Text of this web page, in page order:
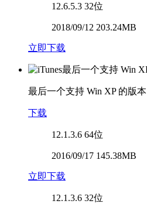
12.6.5.3 32位
2018/09/12 203.24MB
立即下载
最后一个支持 Win XP 的版本
下载
12.1.3.6 64位
2016/09/17 145.38MB
立即下载
12.1.3.6 32位